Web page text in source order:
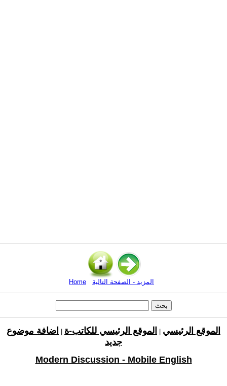
Home المزيد - الصفحة التالية
الموقع الرئيسي الموقع الرئيسي للكاتب-ة
اضافة موضوع
جديد
Modern Discussion - Mobile English